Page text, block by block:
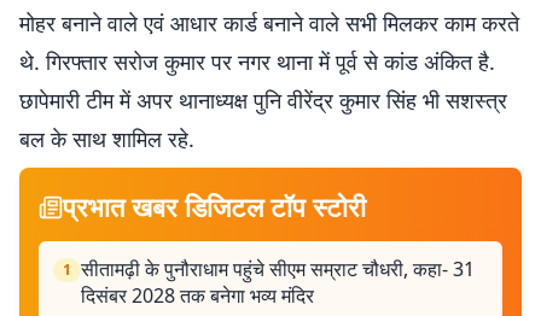
मोहर बनाने वाले एवं आधार कार्ड बनाने वाले सभी मिलकर काम करते
थे. गिरफ्तार सरोज कुमार पर नगर थाना में पूर्व से कांड अंकित है.
छापेमारी टीम में अपर थानाध्यक्ष पुनि वीरेंद्र कुमार सिंह भी सशस्त्र
बल के साथ शामिल रहे.
प्रभात खबर डिजिटल टॉप स्टोरी
1 सीतामढ़ी के पुनौराधाम पहुंचे सीएम सम्राट चौधरी, कहा- 31
दिसंबर 2028 तक बनेगा भव्य मंदिर